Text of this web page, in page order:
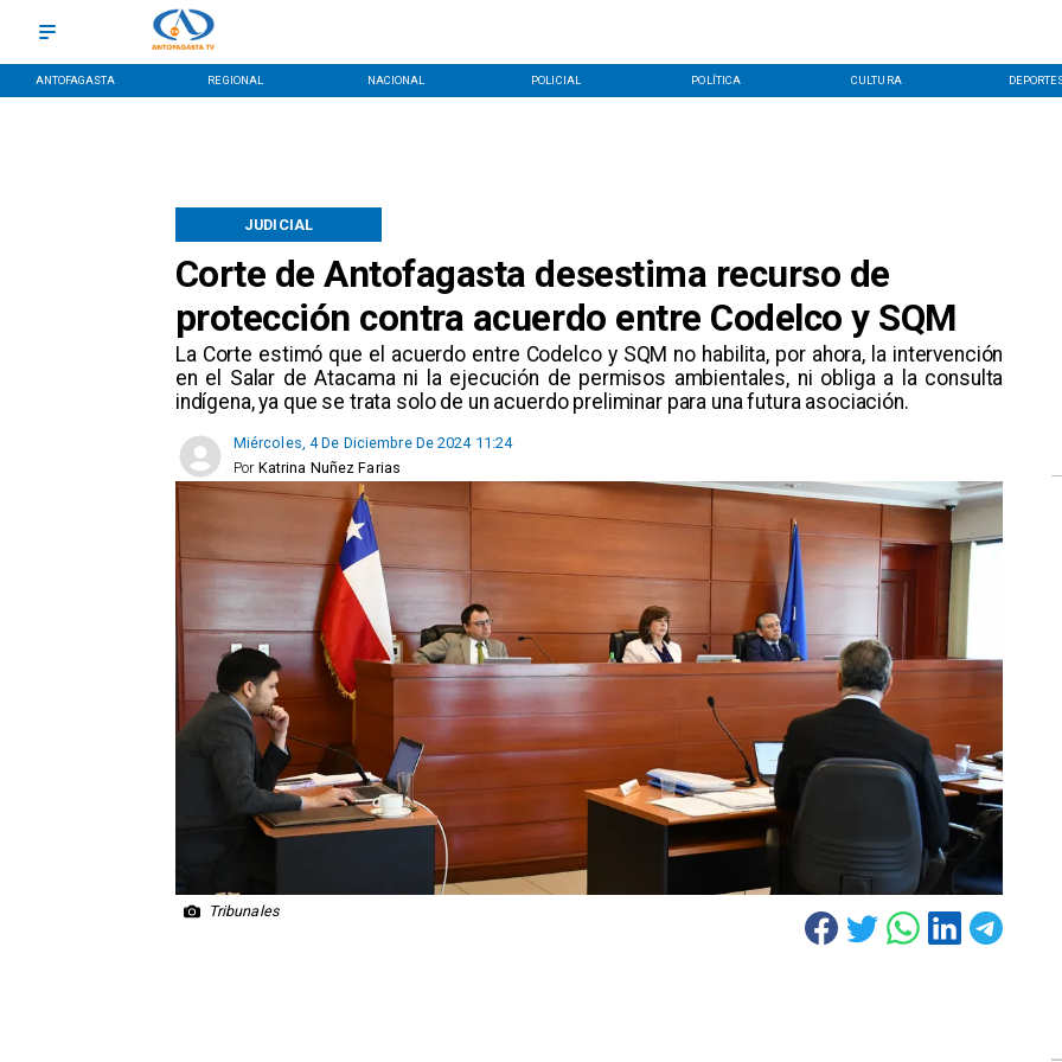
ANTOFAGASTA REGIONAL NACIONAL POLICIAL POLÍTICA CULTURA
Corte de Antofagasta desestima recurso de
protección contra acuerdo entre Codelco y SQM
​La Corte estimó que el acuerdo entre Codelco y SQM no habilita, por ahora, la intervención
en el Salar de Atacama ni la ejecución de permisos ambientales, ni obliga a la consulta
indígena, ya que se trata solo de un acuerdo preliminar para una futura asociación.
JUDICIAL
Miércoles, 4 De Diciembre De 2024 11:24
Katrina Nuñez Farias
Por
Tribunales